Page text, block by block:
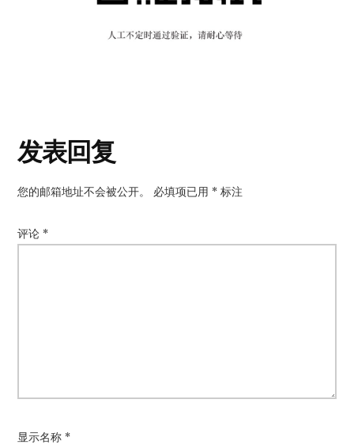
读
者
互
动
发表回复
您的邮箱地址不会被公开。 必填项已用 * 标注
评论 *
显示名称 *